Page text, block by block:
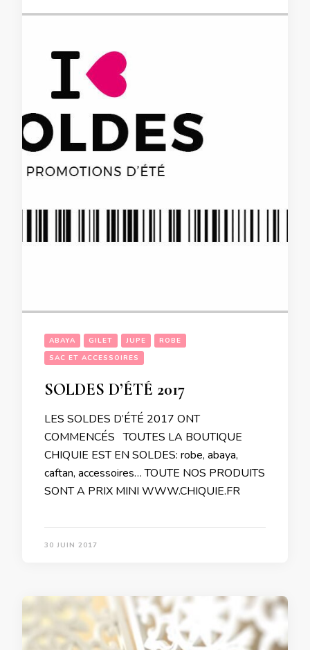
ABAYA GILET JUPE
ROBE
SAC ET ACCESSOIRES
SOLDES D’ÉTÉ 2017
LES SOLDES D’ÉTÉ 2017 ONT
COMMENCÉS TOUTES LA BOUTIQUE
CHIQUIE EST EN SOLDES: robe, abaya,
caftan, accessoires… TOUTE NOS PRODUITS
SONT A PRIX MINI WWW.CHIQUIE.FR
30 JUIN 2017